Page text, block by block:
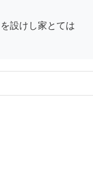
設けし家とては